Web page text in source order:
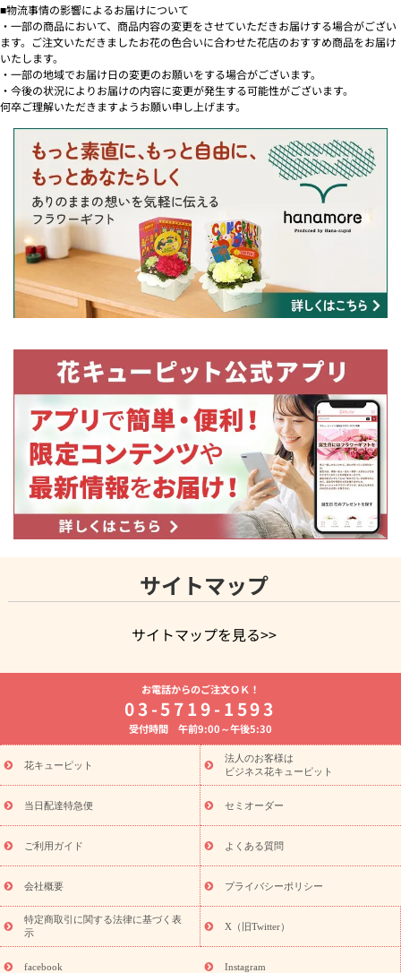
■物流事情の影響によるお届けについて
・一部の商品において、商品内容の変更をさせていただきお届けする場合がござい
ます。ご注文いただきましたお花の色合いに合わせた花店のおすすめ商品をお届け
いたします。
・一部の地域でお届け日の変更のお願いをする場合がございます。
・今後の状況によりお届けの内容に変更が発生する可能性がございます。
何卒ご理解いただきますようお願い申し上げます。
サイトマップ
サイトマップを見る>>
よく贈られる花
お祝いの花特集
誕生日フラワーギフト特集
8月の誕生花(トルコキキョウ)
開店・開業祝い
お供え・お悔やみ お供え・お悔やみの花
通夜・葬儀に贈る花 胡蝶蘭・花鉢
ーブドフラワー
季節のイベント
ひまわり ギフト・プレゼント
特集
お盆 花（新盆・初盆） 季節のイベント
お盆 花（新
盆・初盆）
お盆 花（新盆・初盆）
お盆・お供え 花とセットギ
フト
お盆・お供え プリザーブドフラワー
ひまわり ギフト・プ
レゼント特集
夏の花贈り・お中元・暑中見舞い 花のギフト特集
敬老の日におくる花ギフト・プレゼント特集
花ギフト・プレゼント特集
敬老の日 花のおすすめランキング
敬
老の日 花鉢植えのギフト・プレゼント特集
敬老の日 花とセットギ
フト・プレゼント特集
敬老の日の花 全てのギフト一覧
キャン
ペーン
映画『ウォーターガーディアンズ』コラボキャンペーン
「きょう誕生日なんです」キャンペーン
誕生日の花を探す
誕生日フラワーギフト 誕生日フラワーギフト特集
お電話からのご注文ＯＫ！
03-5719-1593
受付時間 午前9:00～午後5:30
花キューピット
法人のお客様は
ビジネス花キューピット
当日配達特急便 セミオーダー
ご利用ガイド よくある質問
会社概要 プライバシーポリシー
特定商取引に関する法律に基づく表
示
X（旧Twitter）
facebook Instagram